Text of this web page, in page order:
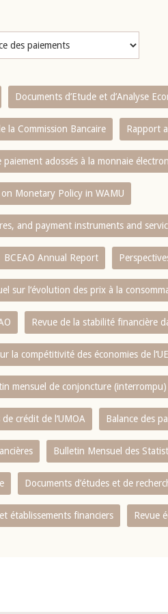
Documents d’Etude et d’Analyse
la Commission Bancaire Rapport
adossés à la monnaie
Monetary Policy in WAMU
and payment instruments and
BCEAO Annual Report
sur l‘évolution des prix à la
Revue de la stabilité financière
la compétitivité des économies de
mensuel de conjoncture (interrompu)
crédit de l‘UMOA Balance des
Bulletin Mensuel des
Documents d’études et de
établissements financiers Revue